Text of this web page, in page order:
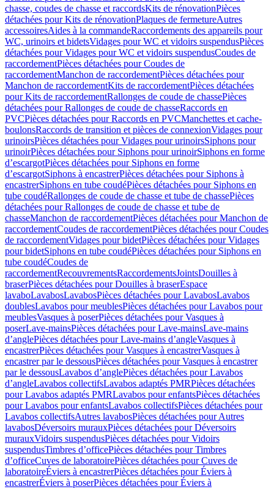
chasse, coudes de chasse et raccordsKits de rénovationPièces
détachées pour Kits de rénovationPlaques de fermetureAutres
accessoiresAides à la commandeRaccordements des appareils pour
WC, urinoirs et bidetsVidages pour WC et vidoirs suspendusPièces
détachées pour Vidages pour WC et vidoirs suspendusCoudes de
raccordementPièces détachées pour Coudes de
raccordementManchon de raccordementPièces détachées pour
Manchon de raccordementKits de raccordementPièces détachées
pour Kits de raccordementRallonges de coude de chassePièces
détachées pour Rallonges de coude de chasseRaccords en
PVCPièces détachées pour Raccords en PVCManchettes et cache-
boulonsRaccords de transition et pièces de connexionVidages pour
urinoirsPièces détachées pour Vidages pour urinoirsSiphons pour
urinoirPièces détachées pour Siphons pour urinoirSiphons en forme
d’escargotPièces détachées pour Siphons en forme
d’escargotSiphons à encastrerPièces détachées pour Siphons à
encastrerSiphons en tube coudéPièces détachées pour Siphons en
tube coudéRallonges de coude de chasse et tube de chassePièces
détachées pour Rallonges de coude de chasse et tube de
chasseManchon de raccordementPièces détachées pour Manchon de
raccordementCoudes de raccordementPièces détachées pour Coudes
de raccordementVidages pour bidetPièces détachées pour Vidages
pour bidetSiphons en tube coudéPièces détachées pour Siphons en
tube coudéCoudes de
raccordementRecouvrementsRaccordementsJointsDouilles à
braserPièces détachées pour Douilles à braserEspace
lavaboLavabosLavabosPièces détachées pour LavabosLavabos
doublesLavabos pour meublesPièces détachées pour Lavabos pour
meublesVasques à poserPièces détachées pour Vasques à
poserLave-mainsPièces détachées pour Lave-mainsLave-mains
d’anglePièces détachées pour Lave-mains d’angleVasques à
encastrerPièces détachées pour Vasques à encastrerVasques à
encastrer par le dessousPièces détachées pour Vasques à encastrer
par le dessousLavabos d’anglePièces détachées pour Lavabos
d’angleLavabos collectifsLavabos adaptés PMRPièces détachées
pour Lavabos adaptés PMRLavabos pour enfantsPièces détachées
pour Lavabos pour enfantsLavabos collectifsPièces détachées pour
Lavabos collectifsAutres lavabosPièces détachées pour Autres
lavabosDéversoirs murauxPièces détachées pour Déversoirs
murauxVidoirs suspendusPièces détachées pour Vidoirs
suspendusTimbres dʼofficePièces détachées pour Timbres
dʼofficeCuves de laboratoirePièces détachées pour Cuves de
laboratoireÉviers à encastrerPièces détachées pour Éviers à
encastrerÉviers à poserPièces détachées pour Éviers à